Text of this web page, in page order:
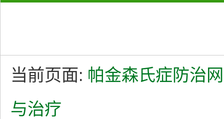
当前页面: 帕金森氏症防治
与治疗